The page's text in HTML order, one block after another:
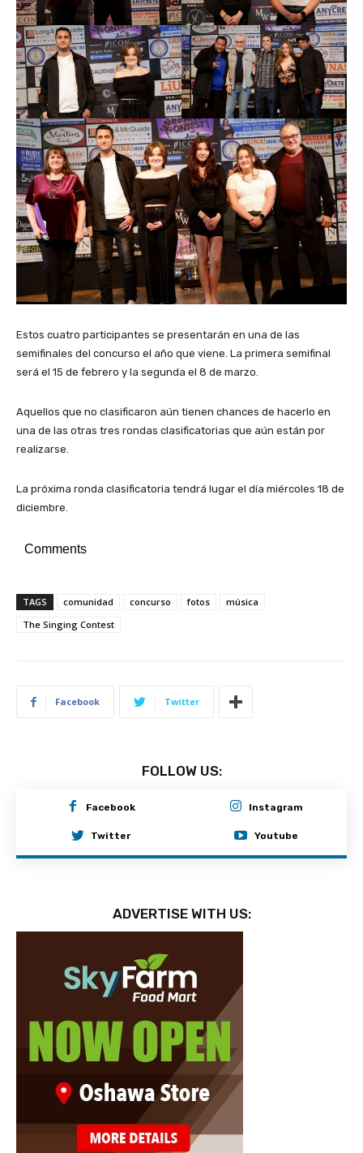
Estos cuatro participantes se presentarán en una de las
semifinales del concurso el año que viene. La primera semifinal
será el 15 de febrero y la segunda el 8 de marzo.
Aquellos que no clasificaron aún tienen chances de hacerlo en
una de las otras tres rondas clasificatorias que aún están por
realizarse.
La próxima ronda clasificatoria tendrá lugar el día miércoles 18 de
diciembre.
Comments
TAGS comunidad concurso fotos
música
The Singing Contest
Facebook Twitter
FOLLOW US:
Facebook Instagram
Twitter Youtube
ADVERTISE WITH US: